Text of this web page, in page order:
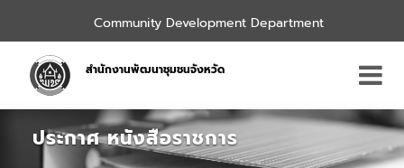
Community Development Department
สำนักงานพัฒนาชุมชนจังหวัด
ประกาศ หนังสือราชการ